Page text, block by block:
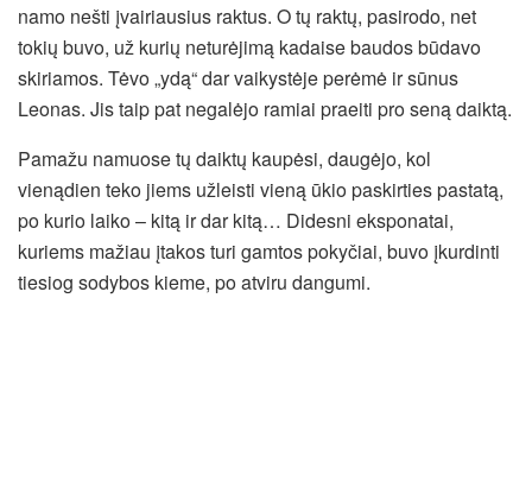
namo nešti įvairiausius raktus. O tų raktų, pasirodo, net
tokių buvo, už kurių neturėjimą kadaise baudos būdavo
skiriamos. Tėvo „ydą“ dar vaikystėje perėmė ir sūnus
Leonas. Jis taip pat negalėjo ramiai praeiti pro seną daiktą.
Pamažu namuose tų daiktų kaupėsi, daugėjo, kol
vienądien teko jiems užleisti vieną ūkio paskirties pastatą,
po kurio laiko – kitą ir dar kitą… Didesni eksponatai,
kuriems mažiau įtakos turi gamtos pokyčiai, buvo įkurdinti
tiesiog sodybos kieme, po atviru dangumi.